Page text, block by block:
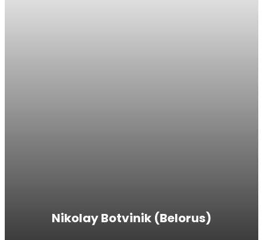
Nikolay Botvinik (Belorus)